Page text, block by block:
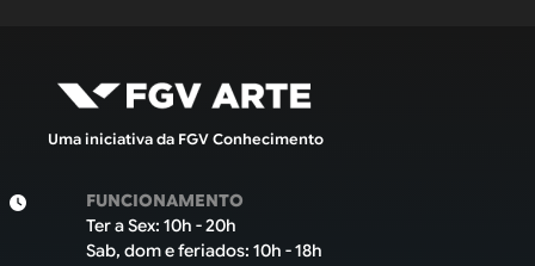
Uma iniciativa da FGV Conhecimento
FUNCIONAMENTO
Ter a Sex: 10h - 20h
Sab, dom e feriados: 10h - 18h